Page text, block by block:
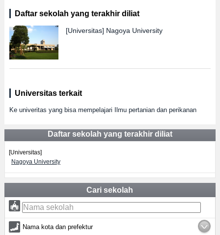
Daftar sekolah yang terakhir diliat
[Universitas] Nagoya University
Universitas terkait
Ke univeritas yang bisa mempelajari Ilmu pertanian dan perikanan
Daftar sekolah yang terakhir diliat
[Universitas]
Nagoya University
Cari sekolah
Nama kota dan prefektur